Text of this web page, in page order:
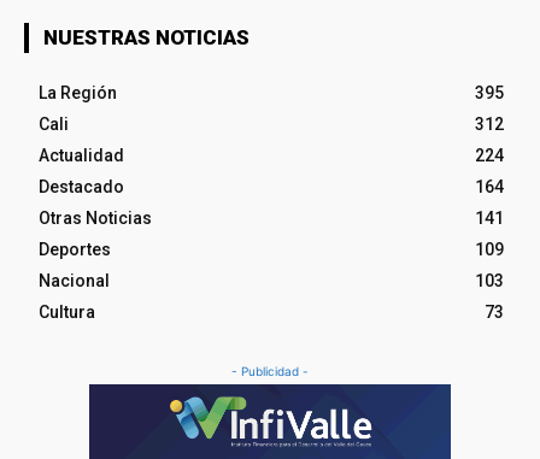
NUESTRAS NOTICIAS
La Región
395
Cali
312
Actualidad
224
Destacado
164
Otras Noticias
141
Deportes
109
Nacional
103
Cultura
73
- Publicidad -